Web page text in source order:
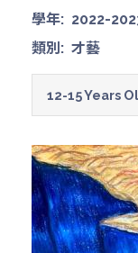
學年
2022-
類別
才藝
12-15 Years